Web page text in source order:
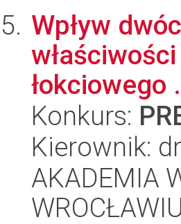
Wpływ
łokciowego .
Konkurs:
Kierownik:
AKADEMIA
WROCŁAWIU